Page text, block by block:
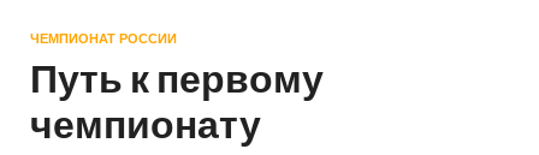
ЧЕМПИОНАТ РОССИИ
Путь к первому
чемпионату